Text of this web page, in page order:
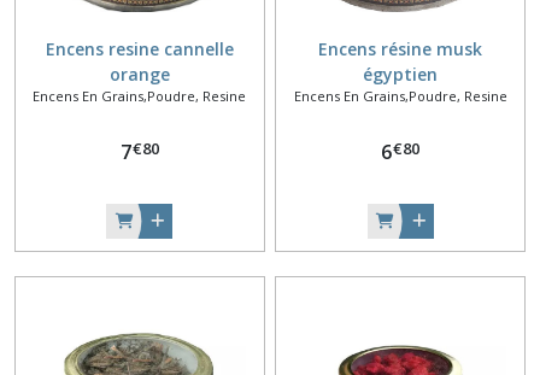
Encens resine cannelle
orange
Encens En Grains,Poudre, Resine
7€80
Encens résine musk
égyptien
Encens En Grains,Poudre, Resine
6€80